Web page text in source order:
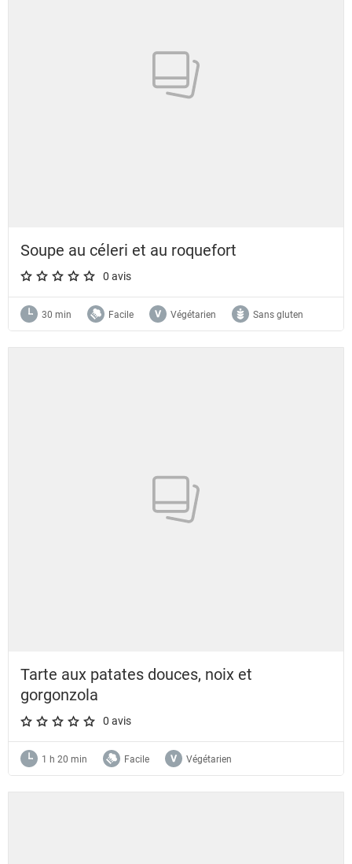
Soupe au céleri et au roquefort
A star rating of 0 out of 5.
0 avis
30 min Facile Végétarien Sans gluten
Tarte aux patates douces, noix et
gorgonzola
A star rating of 0 out of 5.
0 avis
1 h 20 min Facile Végétarien